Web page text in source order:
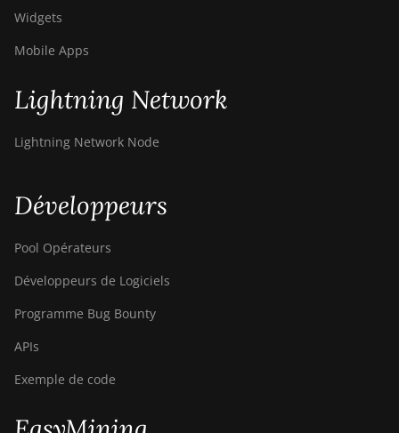
Widgets
Mobile Apps
Lightning Network
Lightning Network Node
Développeurs
Pool Opérateurs
Développeurs de Logiciels
Programme Bug Bounty
APIs
Exemple de code